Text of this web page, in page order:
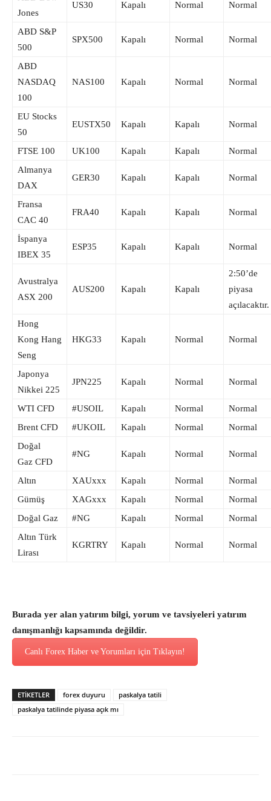
Jones
US30 Kapalı Normal Normal
ABD S&P
500
SPX500 Kapalı Normal Normal
ABD
NASDAQ
100
NAS100 Kapalı Normal Normal
EU Stocks
50
EUSTX50 Kapalı Kapalı Normal
FTSE 100 UK100 Kapalı Kapalı
Normal
Almanya
DAX
GER30 Kapalı Kapalı Normal
Fransa
CAC 40
FRA40 Kapalı Kapalı Normal
İspanya
IBEX 35
ESP35 Kapalı Kapalı Normal
Avustralya
ASX 200
AUS200 Kapalı Kapalı
2:50’de
piyasa
açılacaktır.
Hong
Kong Hang
Seng
HKG33 Kapalı Normal Normal
Japonya
Nikkei 225
JPN225 Kapalı Normal Normal
WTI CFD #USOIL Kapalı Normal
Normal
Brent CFD
#UKOIL Kapalı Normal
Normal
Doğal
Gaz CFD
#NG Kapalı Normal Normal
Altın XAUxxx Kapalı Normal
Normal
Gümüş
XAGxxx Kapalı Normal
Normal
Doğal Gaz
#NG Kapalı Normal
Normal
Altın Türk
Lirası
KGRTRY Kapalı Normal Normal
Burada yer alan yatırım bilgi, yorum ve tavsiyeleri yatırım
danışmanlığı kapsamında değildir.
Canlı Forex Haber ve Yorumları için Tıklayın!
ETİKETLER forex duyuru
paskalya tatili
paskalya tatilinde piyasa açık mı